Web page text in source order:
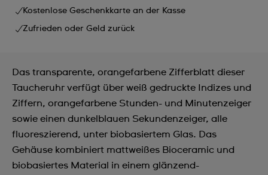
Kostenlose Geschenkkarte an der Kasse
Zufrieden oder Geld zurück
Das transparente, orangefarbene Zifferblatt dieser
Taucheruhr verfügt über weiß gedruckte Indizes und
Ziffern, orangefarbene Stunden- und Minutenzeiger
sowie einen dunkelblauen Sekundenzeiger, alle
fluoreszierend, unter biobasiertem Glas. Das
Gehäuse kombiniert mattweißes Bioceramic und
biobasiertes Material in einem glänzend-